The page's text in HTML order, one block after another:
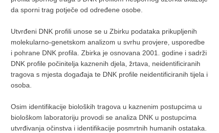
da sporni trag potječe od određene osobe.
Utvrđeni DNK profili unose se u Zbirku podataka prikupljenih
molekularno-genetskom analizom u svrhu provjere, usporedbe
i pohrane DNK profila. Zbirka je osnovana 2001. godine i sadrži
DNK profile počinitelja kaznenih djela, žrtava, neidentificiranih
tragova s mjesta događaja te DNK profile neidentificiranih tijela i
osoba.
Osim identifikacije bioloških tragova u kaznenim postupcima u
biološkom laboratoriju provodi se analiza DNK u postupcima
utvrđivanja očinstva i identifikacije posmrtnih humanih ostataka.